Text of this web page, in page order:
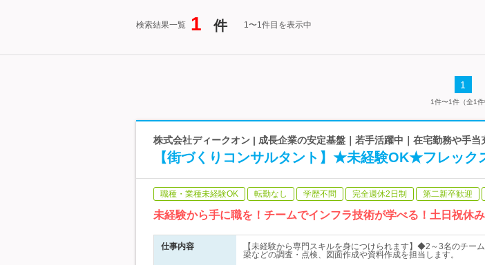
検索結果一覧 1 件 1〜1件目を表示中
1
1件〜1件（全1件
株式会社ディークオン | 成長企業の安定基盤｜若手活躍中｜在宅勤務や手当
【街づくりコンサルタント】★未経験OK★フレック
職種・業種未経験OK 転勤なし 学歴不問 完全週休2日制 第二新卒歓迎
未経験から手に職を！チームでインフラ技術が学べる！土日祝休
仕事内容
【未経験から専門スキルを身につけられます】◆2～3名のチー
梁などの調査・点検、図面作成や資料作成を担当します。